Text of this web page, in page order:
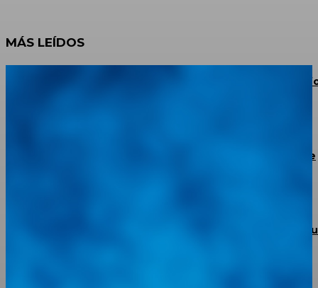
MÁS LEÍDOS
JAC Escalante Aterriza en La Grita: Potencia 4×4,
BMW confirma un plan de recorte de 8.000 puestos de
Torke Autoparts abre sus puertas en Portuguesa con